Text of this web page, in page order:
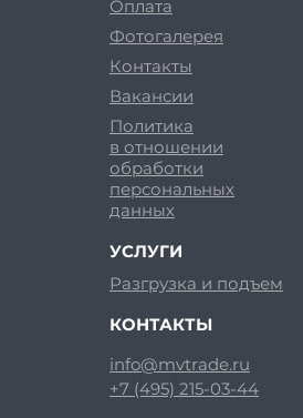
Оплата
Фотогалерея
Контакты
Вакансии
Политика
в отношении
обработки
персональных
данных
УСЛУГИ
Разгрузка и подъем
КОНТАКТЫ
info@mvtrade.ru
+7 (495) 215-03-44